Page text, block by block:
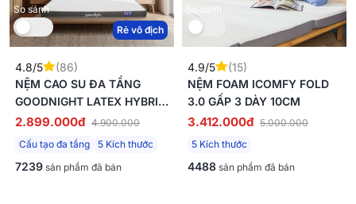
So sánh
Rẻ vô địch
4.8/5
(86)
NỆM CAO SU ĐA TẦNG
GOODNIGHT LATEX HYBRID
(RENA) VỮNG CHẮC,
THÔNG THOÁNG DÀY 10CM
2.899.000đ 4.900.000
Cấu tạo đa tầng
5 Kích thước
7239 sản phẩm đã bán
So sánh
4.9/5
(15)
NỆM FOAM ICOMFY FOLD
3.0 GẤP 3 DÀY 10CM
3.412.000đ 5.000.000
5 Kích thước
4488 sản phẩm đã bán